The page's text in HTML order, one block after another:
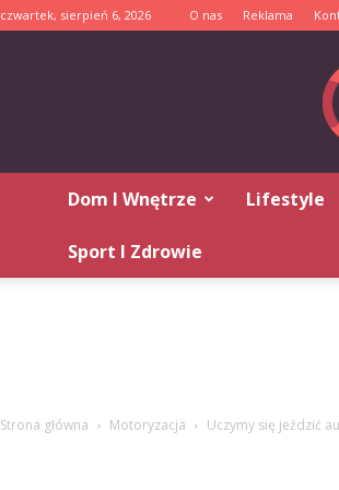
czwartek, sierpień 6, 2026 O nas Reklama
Dom I Wnętrze Lifestyle
Sport I Zdrowie
Strona główna Motoryzacja Uczymy się jeździć